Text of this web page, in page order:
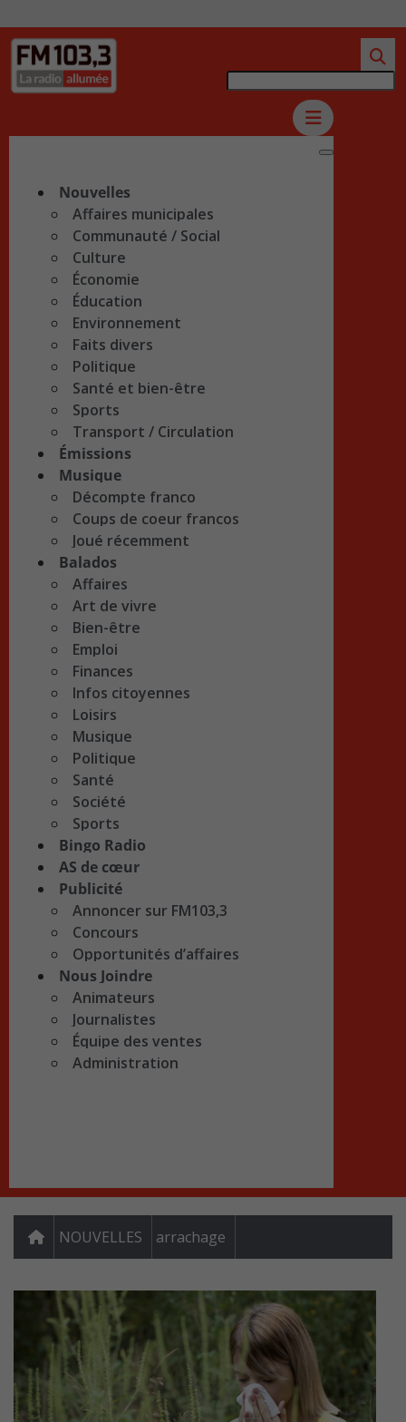
Nouvelles
Affaires municipales
Communauté / Social
Culture
Économie
Éducation
Environnement
Faits divers
Politique
Santé et bien-être
Sports
Transport / Circulation
Émissions
Musique
Décompte franco
Coups de coeur francos
Joué récemment
Balados
Affaires
Art de vivre
Bien-être
Emploi
Finances
Infos citoyennes
Loisirs
Musique
Politique
Santé
Société
Sports
Bingo Radio
AS de cœur
Publicité
Annoncer sur FM103,3
Concours
Opportunités d’affaires
Nous Joindre
Animateurs
Journalistes
Équipe des ventes
Administration
NOUVELLES arrachage